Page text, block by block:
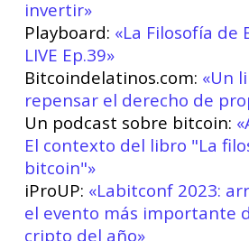
invertir»
Playboard: «La Filosofía de
LIVE Ep.39»
Bitcoindelatinos.com: «Un
repensar el derecho de
Un podcast sobre bitcoin:
El contexto del libro "La
bitcoin"»
iProUP: «Labitconf 2023:
el evento más importante
cripto del año»